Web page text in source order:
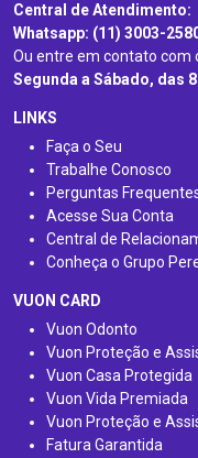
Central de Atendimento:
Whatsapp: (11) 3003-
Ou entre em contato com
Segunda a Sábado, das
LINKS
Faça o Seu
Trabalhe Conosco
Perguntas
Acesse Sua Conta
Central de
Conheça o Grupo
VUON CARD
Vuon Odonto
Vuon Proteção e
Vuon Casa Protegida
Vuon Vida Premiada
Vuon Proteção e
Fatura Garantida